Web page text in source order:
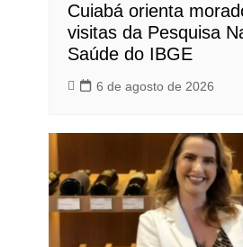
Cuiabá orienta
visitas da Pesquisa
Saúde do IBGE
6 de agosto de 2026